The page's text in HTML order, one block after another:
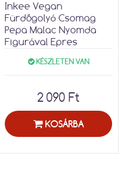
Inkee Vegan
Fürdőgolyó Csomag
Pepa Malac Nyomda
Figurával Epres
KÉSZLETEN VAN
2 090 Ft
KOSÁRBA